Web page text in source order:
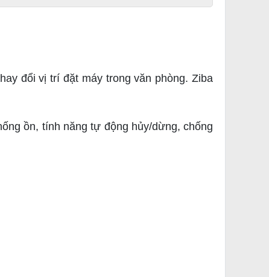
đổi vị trí đặt máy trong văn phòng. Ziba
ồn, tính năng tự động hủy/dừng, chống